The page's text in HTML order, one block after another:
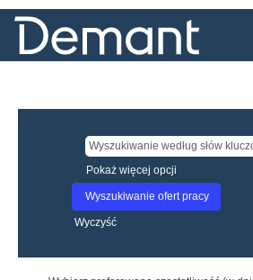
Pokaż więcej opcji
Wyczyść